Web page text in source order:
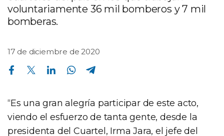
voluntariamente 36 mil bomberos y 7 mil
bomberas.
17 de diciembre de 2020
Compartir en Facebook Compartir en Twitter Compartir en Linkedin Compartir en Whatsapp
“Es una gran alegría participar de este acto,
viendo el esfuerzo de tanta gente, desde la
presidenta del Cuartel, Irma Jara, el jefe del